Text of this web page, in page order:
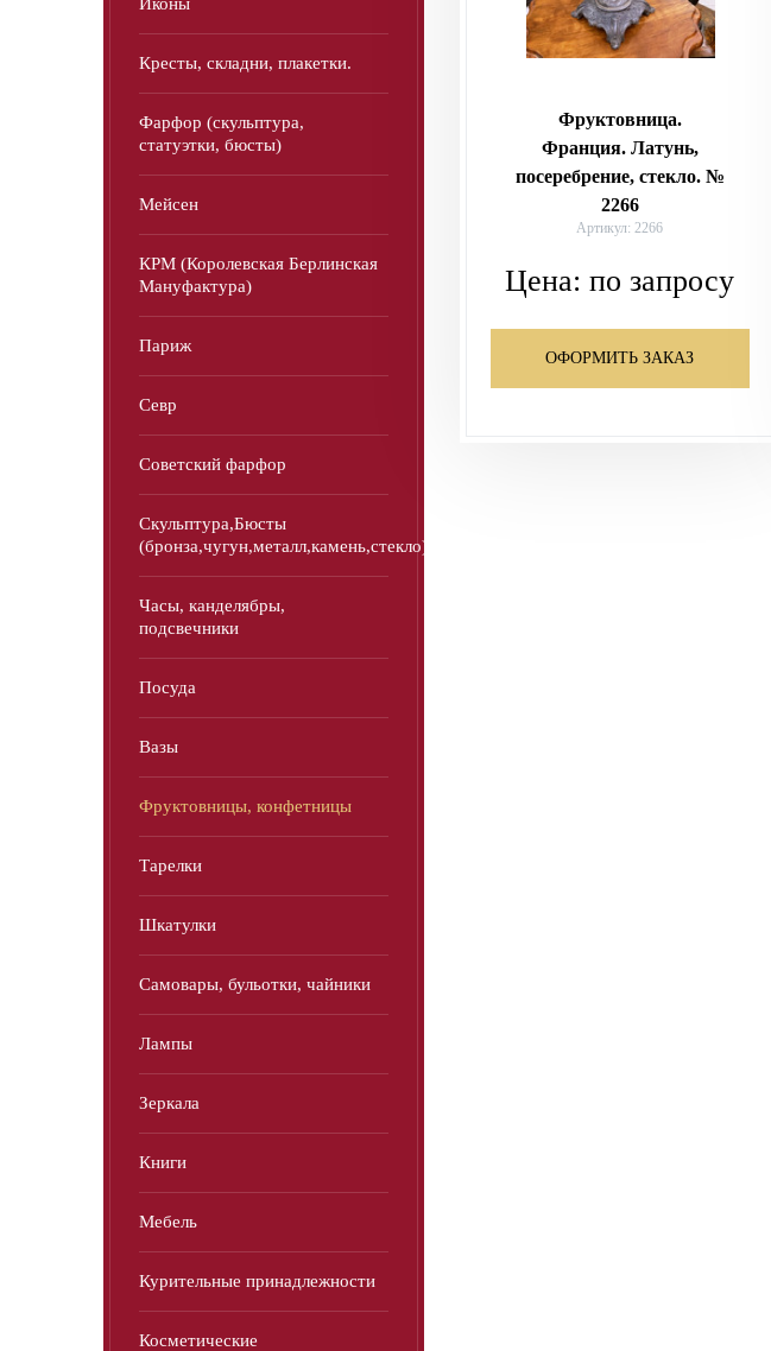
Кресты, складни, плакетки.
Фарфор (скульптура,
статуэтки, бюсты)
Мейсен
КРМ (Королевская Берлинская
Мануфактура)
Париж
Севр
Советский фарфор
Скульптура,Бюсты
(бронза,чугун,металл,камень,стекло)
Часы, канделябры,
подсвечники
Посуда
Вазы
Фруктовницы, конфетницы
Тарелки
Шкатулки
Самовары, бульотки, чайники
Лампы
Зеркала
Книги
Мебель
Курительные принадлежности
Косметические
Фруктовница.
Франция. Латунь,
посеребрение, стекло. №
2266
Артикул: 2266
Цена:по запросу
ОФОРМИТЬ ЗАКАЗ